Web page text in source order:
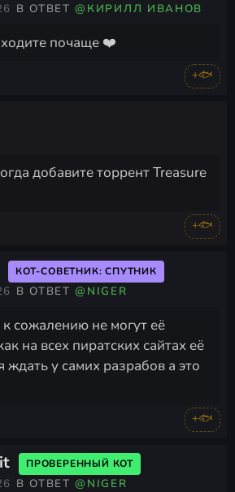
В ОТВЕТ@КИРИЛЛ ИВАНОВ
почаще ❤️
+🐟
добавите торрент Treasure
+🐟
КОТ-СОВЕТНИК: СПУТНИК
В ОТВЕТ@NIGER
сожалению не могут её
на всех пиратских сайтах её
ждать у самих разрабов а это
+🐟
ПРОВЕРЕННЫЙ КОТ
В ОТВЕТ@NIGER